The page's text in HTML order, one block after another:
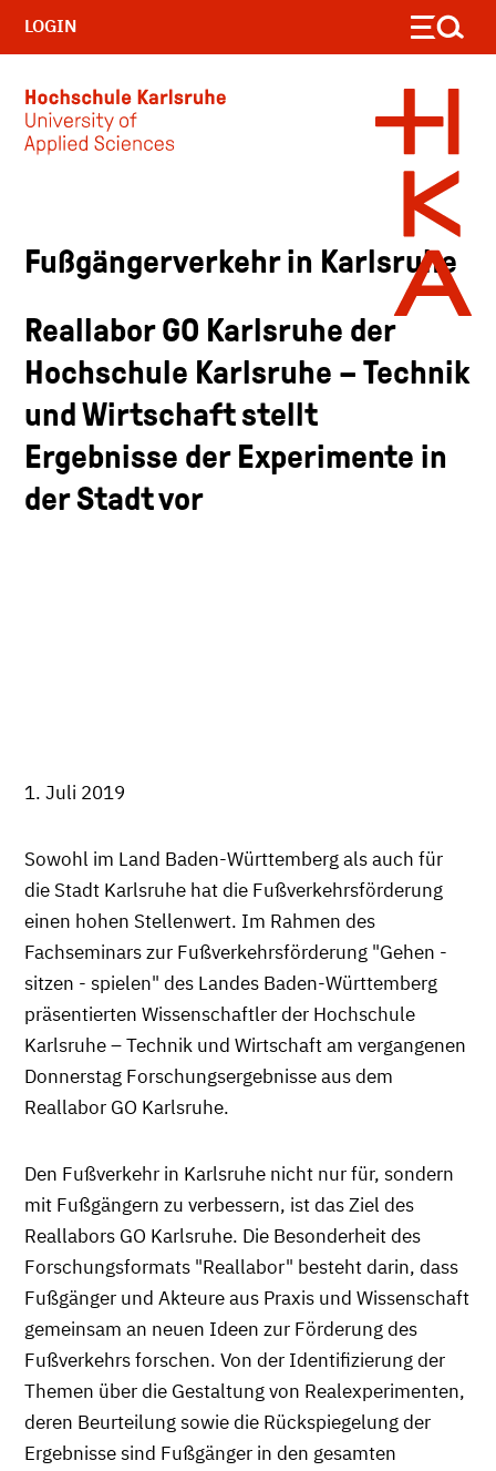
LOGIN
Fußgängerverkehr in Karlsruhe
Reallabor GO Karlsruhe der
Hochschule Karlsruhe – Technik
und Wirtschaft stellt
Ergebnisse der Experimente in
der Stadt vor
1. Juli 2019
Sowohl im Land Baden-Württemberg als auch für
die Stadt Karlsruhe hat die Fußverkehrsförderung
einen hohen Stellenwert. Im Rahmen des
Fachseminars zur Fußverkehrsförderung "Gehen -
sitzen - spielen" des Landes Baden-Württemberg
präsentierten Wissenschaftler der Hochschule
Karlsruhe – Technik und Wirtschaft am vergangenen
Donnerstag Forschungsergebnisse aus dem
Reallabor GO Karlsruhe.
Den Fußverkehr in Karlsruhe nicht nur für, sondern
mit Fußgängern zu verbessern, ist das Ziel des
Reallabors GO Karlsruhe. Die Besonderheit des
Forschungsformats "Reallabor" besteht darin, dass
Fußgänger und Akteure aus Praxis und Wissenschaft
gemeinsam an neuen Ideen zur Förderung des
Fußverkehrs forschen. Von der Identifizierung der
Themen über die Gestaltung von Realexperimenten,
deren Beurteilung sowie die Rückspiegelung der
Ergebnisse sind Fußgänger in den gesamten